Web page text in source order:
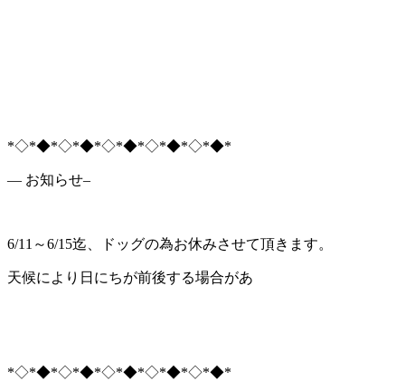
*◇*◆*◇*◆*◇*◆*◇*◆*◇*◆*
— お知らせ–
6/11～6/15迄、ドッグの為お休みさせて頂きます。
天候により日にちが前後する場合があ
*◇*◆*◇*◆*◇*◆*◇*◆*◇*◆*